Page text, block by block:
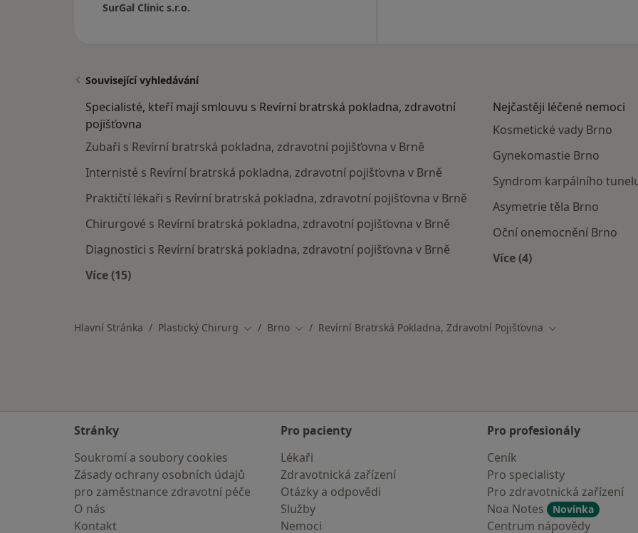
SurGal Clinic s.r.o.
Související vyhledávání
Specialisté, kteří mají smlouvu s Revírní bratrská pokladna, zdravotní
pojišťovna
Zubaři s Revírní bratrská pokladna, zdravotní pojišťovna v Brně
Internisté s Revírní bratrská pokladna, zdravotní pojišťovna v Brně
Praktičtí lékaři s Revírní bratrská pokladna, zdravotní pojišťovna v Brně
Chirurgové s Revírní bratrská pokladna, zdravotní pojišťovna v Brně
Diagnostici s Revírní bratrská pokladna, zdravotní pojišťovna v Brně
Více (15)
Nejčastěji léčené nemoci
Kosmetické vady Brno
Gynekomastie Brno
Syndrom karpálního
Asymetrie těla Brno
Oční onemocnění Brno
Více (4)
Hlavní Stránka Plastický Chirurg Změna města
Brno Změna města
Revírní Bratrská Pokladna, Zdravotní Pojišťovna Změna města
Stránky
Soukromí a soubory cookies
Zásady ochrany osobních údajů
pro zaměstnance zdravotní péče
O nás
Kontakt
Pro pacienty
Lékaři
Zdravotnická zařízení
Otázky a odpovědi
Služby
Nemoci
Pro profesionály
Ceník
Pro specialisty
Pro zdravotnická zařízení
Noa Notes
Novinka
Centrum nápovědy